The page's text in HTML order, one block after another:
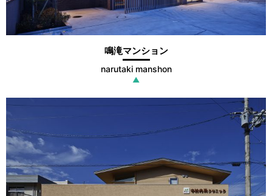
鳴滝マンション
narutaki manshon
▲